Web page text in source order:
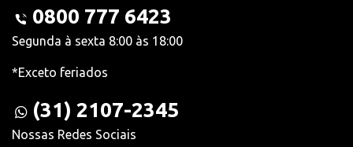
0800 777 6423
Segunda à sexta 8:00 às 18:00
*Exceto feriados
(31) 2107-2345
Nossas Redes Sociais